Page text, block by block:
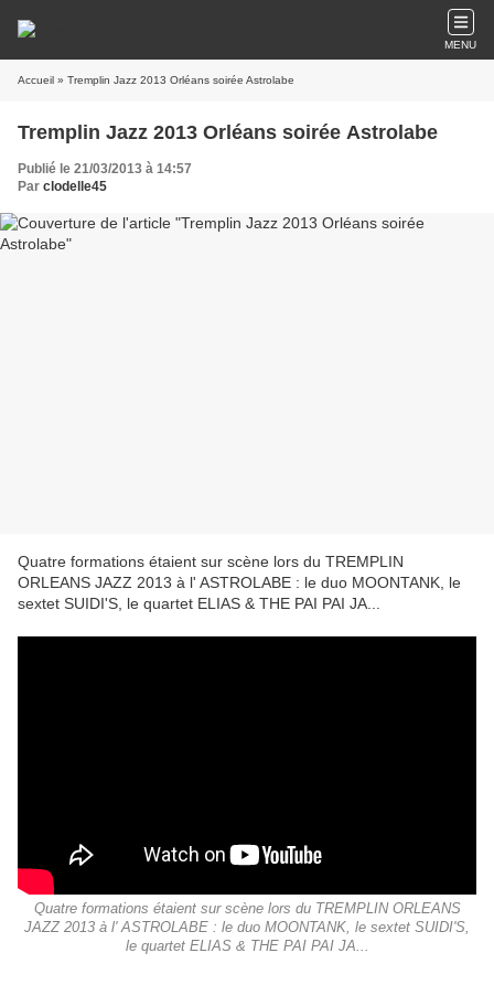
MENU
Accueil » Tremplin Jazz 2013 Orléans soirée Astrolabe
Tremplin Jazz 2013 Orléans soirée Astrolabe
Publié le 21/03/2013 à 14:57
Par clodelle45
Quatre formations étaient sur scène lors du TREMPLIN
ORLEANS JAZZ 2013 à l' ASTROLABE : le duo MOONTANK, le
sextet SUIDI'S, le quartet ELIAS & THE PAI PAI JA...
Quatre formations étaient sur scène lors du TREMPLIN ORLEANS
JAZZ 2013 à l' ASTROLABE : le duo MOONTANK, le sextet SUIDI'S,
le quartet ELIAS & THE PAI PAI JA...